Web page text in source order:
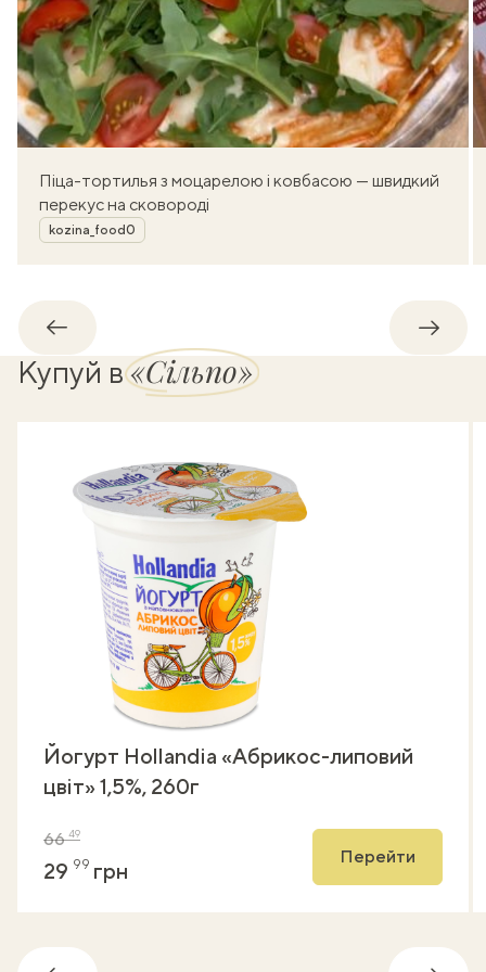
Піца-тортилья з моцарелою і ковбасою — швидкий
перекус на сковороді
Автор
kozina_food0
Назад
Купуй в«Сільпо»
Йогурт Hollandia «Абрикос-липовий
цвіт» 1,5%, 260г
6649
29 99 грн
Перейти